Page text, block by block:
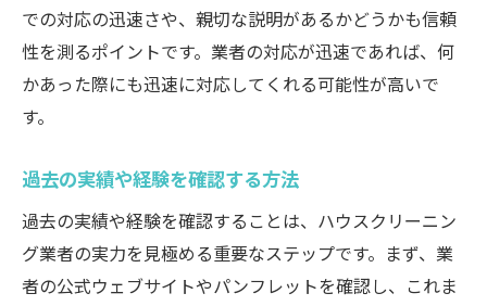
での対応の迅速さや、親切な説明があるかどうかも信頼
性を測るポイントです。業者の対応が迅速であれば、何
かあった際にも迅速に対応してくれる可能性が高いで
す。
過去の実績や経験を確認する方法
過去の実績や経験を確認することは、ハウスクリーニン
グ業者の実力を見極める重要なステップです。まず、業
者の公式ウェブサイトやパンフレットを確認し、これま